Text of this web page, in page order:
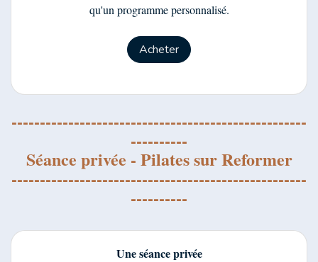
qu'un programme personnalisé.
Acheter
----------------------------------------------------
----------
Séance privée - Pilates sur Reformer
----------------------------------------------------
----------
Une séance privée